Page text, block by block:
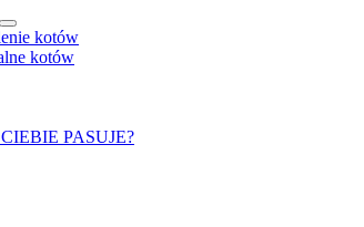
kotów
kotów
PASUJE?